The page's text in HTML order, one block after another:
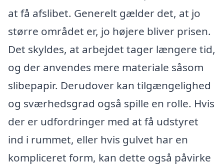
at få afslibet. Generelt gælder det, at jo
større området er, jo højere bliver prisen.
Det skyldes, at arbejdet tager længere tid,
og der anvendes mere materiale såsom
slibepapir. Derudover kan tilgængelighed
og sværhedsgrad også spille en rolle. Hvis
der er udfordringer med at få udstyret
ind i rummet, eller hvis gulvet har en
kompliceret form, kan dette også påvirke